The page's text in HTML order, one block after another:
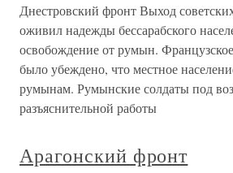
Днестровский фронт Выход
оживил надежды бессарабского
освобождение от румын.
было убеждено, что местное
румынам. Румынские солдаты под
разъяснительной работы
Арагонский фронт